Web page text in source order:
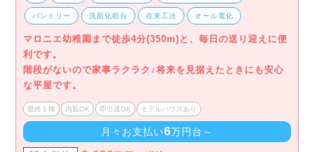
パントリー 洗面化粧台 在来工法 オール電化
マロニエ幼稚園まで徒歩4分(350m)と、毎日の送り迎えに便
利です。
階段がないので家事ラクラク♪将来を見据えたときにも安心
な平屋です。
最終１棟 内覧OK 即引渡OK モデルハウスあり
月々お支払い6万円台～